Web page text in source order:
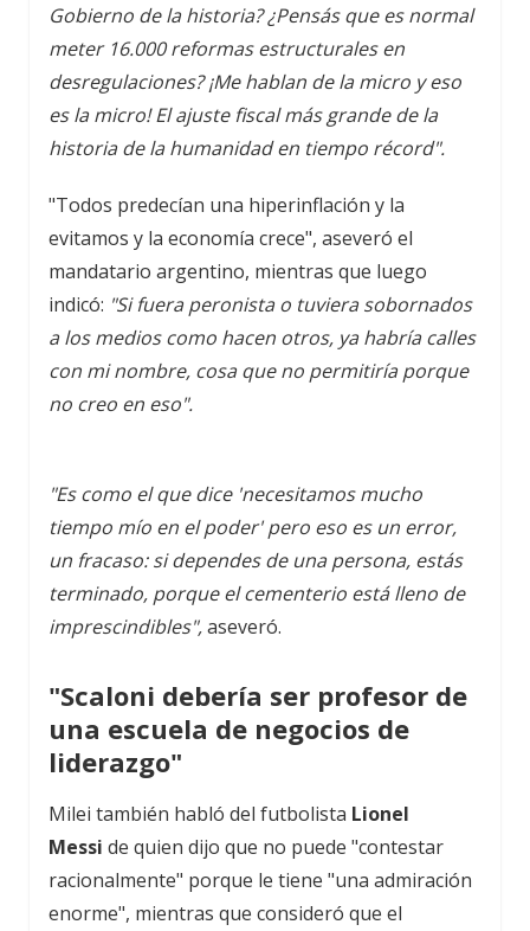
Gobierno de la historia? ¿Pensás que es normal
meter 16.000 reformas estructurales en
desregulaciones? ¡Me hablan de la micro y eso
es la micro! El ajuste fiscal más grande de la
historia de la humanidad en tiempo récord".
"Todos predecían una hiperinflación y la
evitamos y la economía crece", aseveró el
mandatario argentino, mientras que luego
indicó: "Si fuera peronista o tuviera sobornados
a los medios como hacen otros, ya habría calles
con mi nombre, cosa que no permitiría porque
no creo en eso".
"Es como el que dice 'necesitamos mucho
tiempo mío en el poder' pero eso es un error,
un fracaso: si dependes de una persona, estás
terminado, porque el cementerio está lleno de
imprescindibles",aseveró.
"Scaloni debería ser profesor de
una escuela de negocios de
liderazgo"
Milei también habló del futbolista Lionel
Messi de quien dijo que no puede "contestar
racionalmente" porque le tiene "una admiración
enorme", mientras que consideró que el